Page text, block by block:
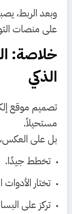
وبعد الربط،
على منصات
خلاصة:
الذكي
تصميم موقع
مستحيلاً.
بل على
تخطط جيدًا.
تختار الأدوات
تركز على